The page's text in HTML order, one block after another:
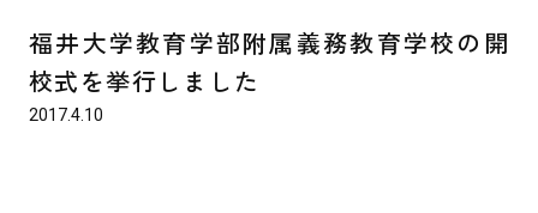
福井大学教育学部附属義務教育学校の開
校式を挙行しました
2017.4.10